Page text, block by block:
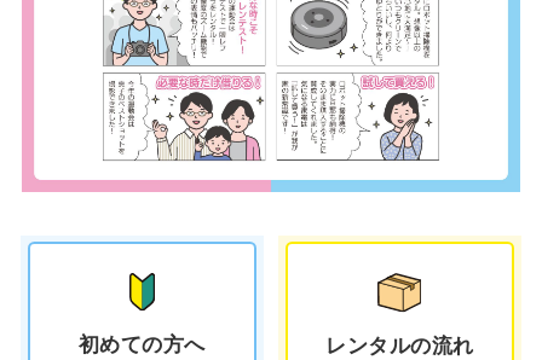
初めての方へ レンタルの流れ